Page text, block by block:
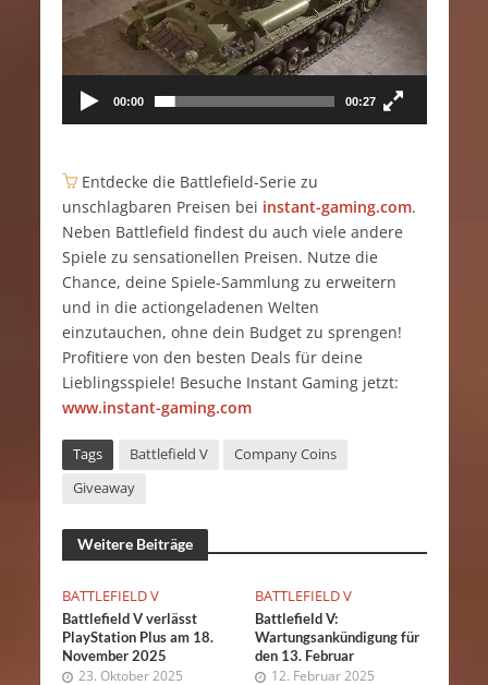
00:00 00:27
Entdecke die Battlefield-Serie zu
unschlagbaren Preisen bei instant-gaming.com.
Neben Battlefield findest du auch viele andere
Spiele zu sensationellen Preisen. Nutze die
Chance, deine Spiele-Sammlung zu erweitern
und in die actiongeladenen Welten
einzutauchen, ohne dein Budget zu sprengen!
Profitiere von den besten Deals für deine
Lieblingsspiele! Besuche Instant Gaming jetzt:
www.instant-gaming.com
Tags Battlefield V
Company Coins
Giveaway
Weitere Beiträge
BATTLEFIELD V
Battlefield V verlässt
PlayStation Plus am 18.
November 2025
23. Oktober 2025
BATTLEFIELD V
Battlefield V:
Wartungsankündigung für
den 13. Februar
12. Februar 2025